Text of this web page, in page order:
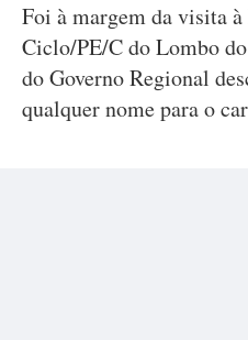
Foi à margem da visita
Ciclo/PE/C do Lombo
do Governo Regional
qualquer nome para o